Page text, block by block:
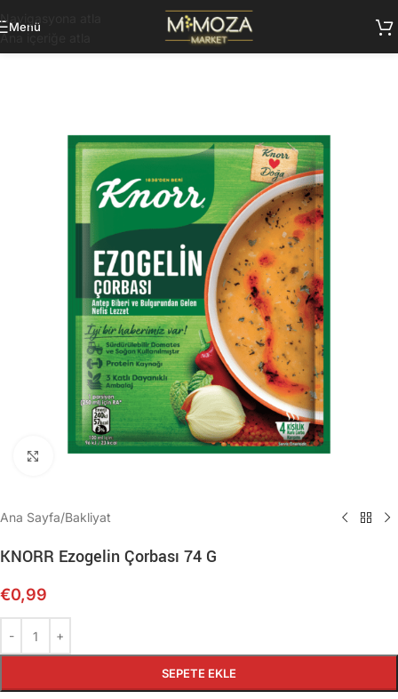
Navigasyona atla
Ana içeriğe atla
Menü
Büyütmek için tıklayın
Ana Sayfa/Bakliyat
KNORR Ezogelin Çorbası 74 G
€0,99
SEPETE EKLE